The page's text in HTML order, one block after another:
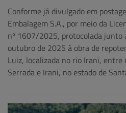
Conforme já divulgado em
Embalagem S.A., por meio da
nº 1607/2025, protocolada junto
outubro de 2025 à obra de
Luiz, localizada no rio Irani, entre
Serrada e Irani, no estado de